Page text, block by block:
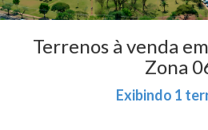
Terrenos à venda
Zona
Exibindo 1